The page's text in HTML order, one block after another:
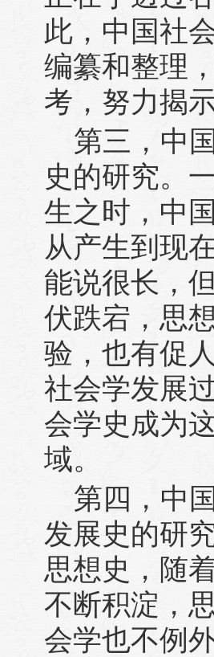
此，中国社
编纂和整理
考，努力揭
第三，中
史的研究。
生之时，中
从产生到现
能说很长，
伏跌宕，思
验，也有促
社会学发展
会学史成为
域。
第四，中
发展史的研
思想史，随
不断积淀，
会学也不例